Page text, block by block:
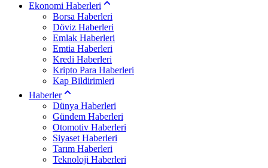
Ekonomi Haberleri
Borsa Haberleri
Döviz Haberleri
Emlak Haberleri
Emtia Haberleri
Kredi Haberleri
Kripto Para Haberleri
Kap Bildirimleri
Haberler
Dünya Haberleri
Gündem Haberleri
Otomotiv Haberleri
Siyaset Haberleri
Tarım Haberleri
Teknoloji Haberleri